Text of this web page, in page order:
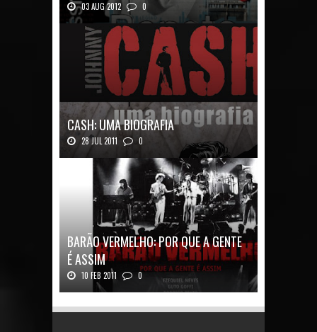
03 AUG 2012 0
Renato Russo: O Filho da Revolução Autor: Car...
CASH: UMA BIOGRAFIA
28 JUL 2011 0
Quadrinhos alemães contam a história de um
BARÃO VERMELHO: POR QUE A GENTE
É ASSIM
10 FEB 2011 0
Barão Vermelho: Por que a Gente é